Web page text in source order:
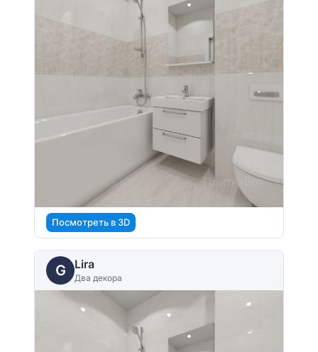
Посмотреть в 3D
G Lira
Два декора